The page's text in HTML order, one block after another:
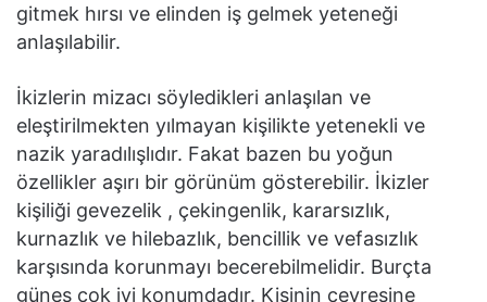
gitmek hırsı ve elinden iş gelmek yeteneği
anlaşılabilir.
İkizlerin mizacı söyledikleri anlaşılan ve
eleştirilmekten yılmayan kişilikte yetenekli ve
nazik yaradılışlıdır. Fakat bazen bu yoğun
özellikler aşırı bir görünüm gösterebilir. İkizler
kişiliği gevezelik , çekingenlik, kararsızlık,
kurnazlık ve hilebazlık, bencillik ve vefasızlık
karşısında korunmayı becerebilmelidir. Burçta
güneş çok iyi konumdadır. Kişinin çevresine